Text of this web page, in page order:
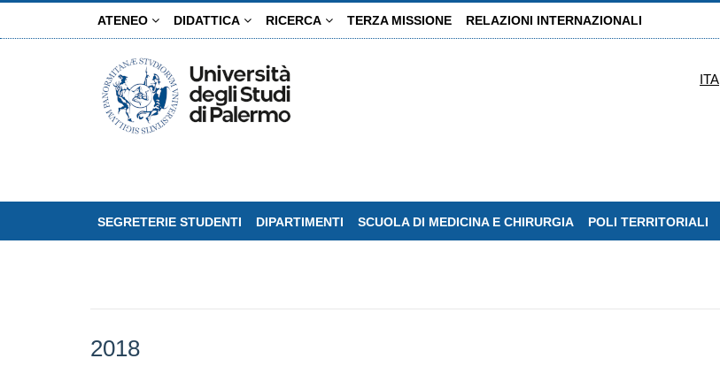
ATENEO DIDATTICA RICERCA TERZA MISSIONE RELAZIONI INTERNAZIONALI
ITA
SEGRETERIE STUDENTI DIPARTIMENTI SCUOLA DI MEDICINA E CHIRURGIA POLI TERRITORIALI
2018